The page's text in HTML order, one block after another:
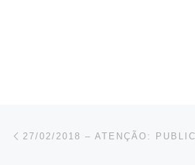
Navegação do post